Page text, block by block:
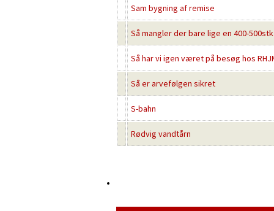
Sam bygning af remise
Så mangler der bare lige en 400-500stk
Så har vi igen været på besøg hos
Så er arvefølgen sikret
S-bahn
Rødvig vandtårn